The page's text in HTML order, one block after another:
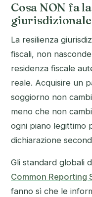
Cosa NON fa
La resilienza
fiscali, non
residenza fiscale
reale. Acquisire un
soggiorno non
meno che non
ogni piano legittimo
dichiarazione
Gli standard globali
Common Reporting
fanno sì che le